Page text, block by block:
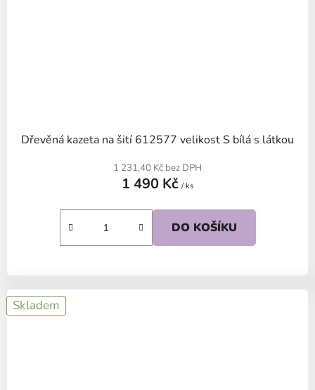
Dřevěná kazeta na šití 612577 velikost S bílá s látkou
1 231,40 Kč bez DPH
1 490 Kč / ks
DO KOŠÍKU
Skladem